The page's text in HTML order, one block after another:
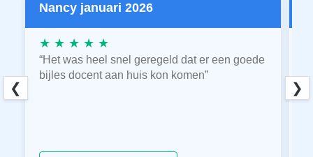
Nancy januari 2026
★ ★ ★ ★ ★
“Het was heel snel geregeld dat er een goede
bijles docent aan huis kon komen”
❮ ❯